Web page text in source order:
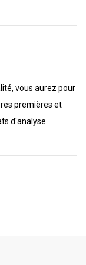
vous aurez pour
premières et
d'analyse